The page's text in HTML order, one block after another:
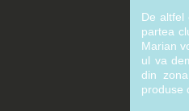
De altfel
partea
Marian
ul va
din
produse